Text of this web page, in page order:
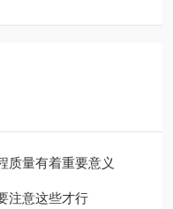
质量有着重要意义
注意这些才行